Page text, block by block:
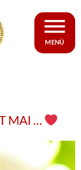
MENÜ
MAI …